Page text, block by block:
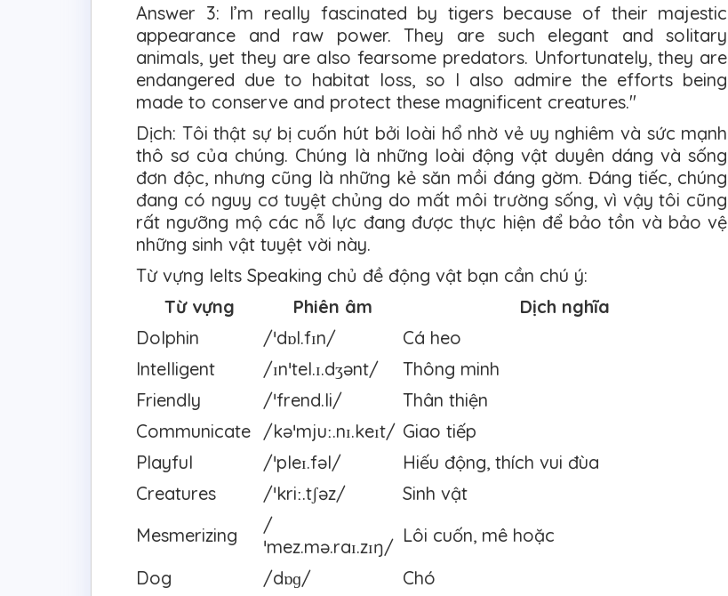
Answer 3: I’m really fascinated by tigers because of their majestic
appearance and raw power. They are such elegant and solitary
animals, yet they are also fearsome predators. Unfortunately, they are
endangered due to habitat loss, so I also admire the efforts being
made to conserve and protect these magnificent creatures."
Dịch: Tôi thật sự bị cuốn hút bởi loài hổ nhờ vẻ uy nghiêm và sức mạnh
thô sơ của chúng. Chúng là những loài động vật duyên dáng và sống
đơn độc, nhưng cũng là những kẻ săn mồi đáng gờm. Đáng tiếc, chúng
đang có nguy cơ tuyệt chủng do mất môi trường sống, vì vậy tôi cũng
rất ngưỡng mộ các nỗ lực đang được thực hiện để bảo tồn và bảo vệ
những sinh vật tuyệt vời này.
Từ vựng Ielts Speaking chủ đề động vật bạn cần chú ý:
Từ vựng
Phiên âm
Dịch nghĩa
Dolphin
/ˈdɒl.fɪn/
Cá heo
Intelligent
/ɪnˈtel.ɪ.dʒənt/
Thông minh
Friendly
/ˈfrend.li/
Thân thiện
Communicate
/kəˈmjuː.nɪ.keɪt/ Giao tiếp
Playful
/ˈpleɪ.fəl/
Hiếu động, thích vui đùa
Creatures
/ˈkriː.tʃəz/
Sinh vật
Mesmerizing
/
ˈmez.mə.raɪ.zɪŋ/
Lôi cuốn, mê hoặc
Dog
/dɒɡ/
Chó